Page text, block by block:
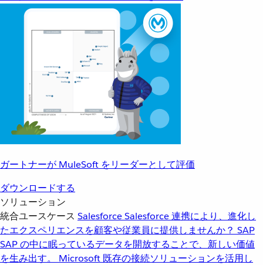
ガートナーが MuleSoft をリーダーとして評価
ダウンロードする
ソリューション
統合ユースケース SalesforceSalesforce 連携により、進化し
たエクスペリエンスを顧客や従業員に提供しませんか？ SAP
SAP の中に眠っているデータを開放することで、新しい価値
を生み出す。
Microsoft 既存の接続ソリューションを活用し